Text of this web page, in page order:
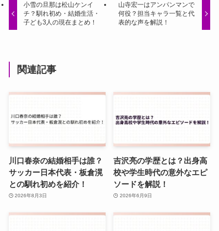
小雪の旦那は松山ケンイ
チ？馴れ初め・結婚生活・
子ども3人の現在まとめ！
山寺宏一はアンパンマンで
何役？担当キャラ一覧と代
表的な声を解説！
関連記事
川口春奈の結婚相手は誰？
サッカー日本代表・板倉滉
との馴れ初めを紹介！
2026年8月3日
吉沢亮の学歴とは？出身高
校や学生時代の意外なエピ
ソードを解説！
2026年6月9日